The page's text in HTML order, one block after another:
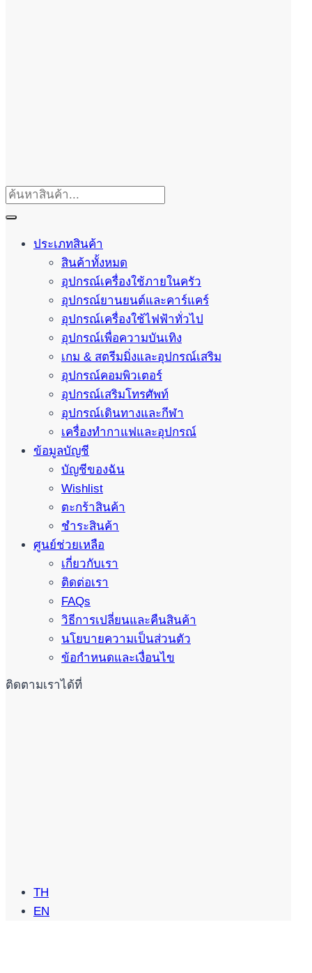
ประเภทสินค้า
สินค้าทั้งหมด
อุปกรณ์เครื่องใช้ภายในครัว
อุปกรณ์ยานยนต์และคาร์แคร์
อุปกรณ์เครื่องใช้ไฟฟ้าทั่วไป
อุปกรณ์เพื่อความบันเทิง
เกม & สตรีมมิ่งและอุปกรณ์เสริม
อุปกรณ์คอมพิวเตอร์
อุปกรณ์เสริมโทรศัพท์
อุปกรณ์เดินทางและกีฬา
เครื่องทำกาแฟและอุปกรณ์
ข้อมูลบัญชี
บัญชีของฉัน
Wishlist
ตะกร้าสินค้า
ชำระสินค้า
ศูนย์ช่วยเหลือ
เกี่ยวกับเรา
ติดต่อเรา
FAQs
วิธีการเปลี่ยนและคืนสินค้า
นโยบายความเป็นส่วนตัว
ข้อกำหนดและเงื่อนไข
ติดตามเราได้ที่
TH
EN